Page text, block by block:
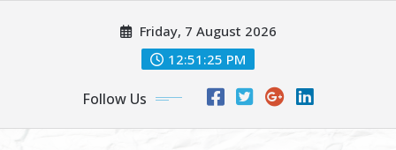
Friday, 7 August 2026
12:51:26 PM
Follow Us